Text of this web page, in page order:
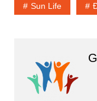
Sun Life